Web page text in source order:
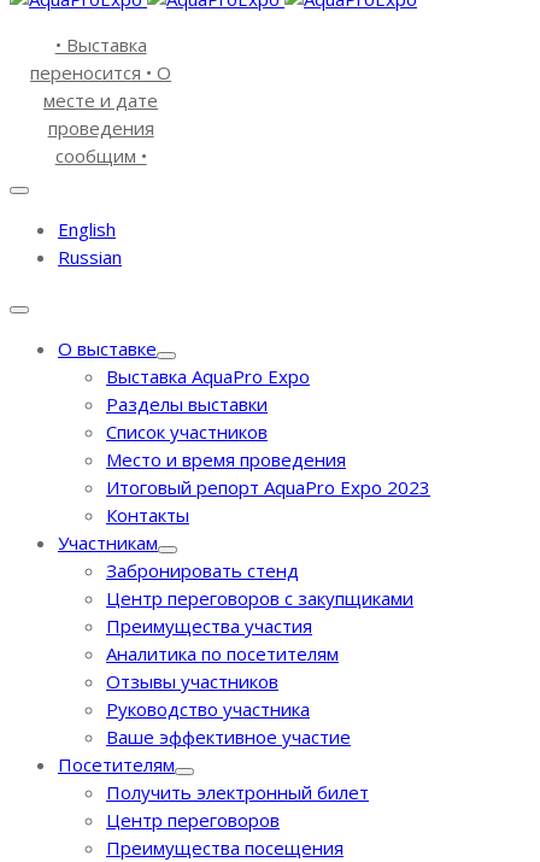
• Выставка
переносится • О
месте и дате
проведения
сообщим •
English
Russian
О выставке
Выставка AquaPro Expo
Разделы выставки
Список участников
Место и время проведения
Итоговый репорт AquaPro Expo 2023
Контакты
Участникам
Забронировать стенд
Центр переговоров с закупщиками
Преимущества участия
Аналитика по посетителям
Отзывы участников
Руководство участника
Ваше эффективное участие
Посетителям
Получить электронный билет
Центр переговоров
Преимущества посещения